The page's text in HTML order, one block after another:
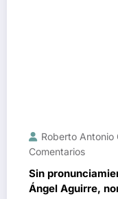
Roberto Antonio
Comentarios
Sin
Ángel Aguirre,